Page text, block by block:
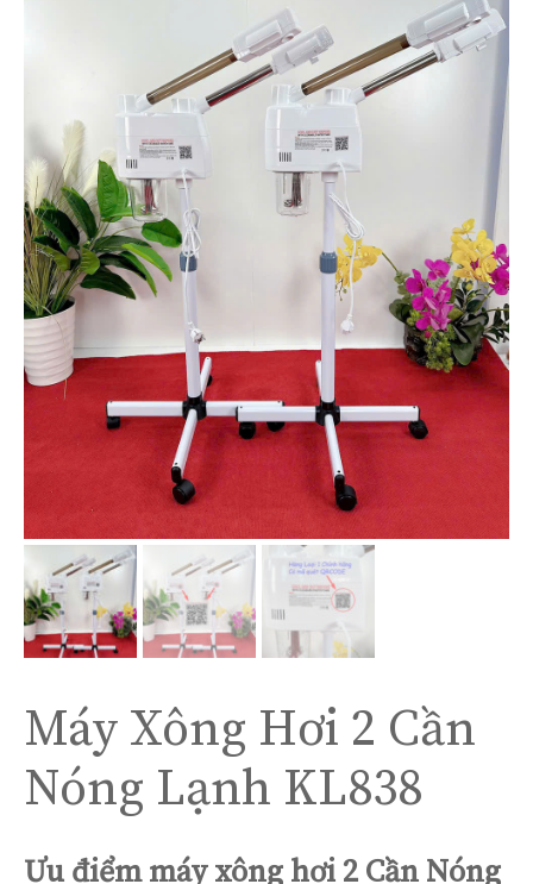
Máy Xông Hơi 2 Cần
Nóng Lạnh KL838
Ưu điểm máy xông hơi 2 Cần Nóng